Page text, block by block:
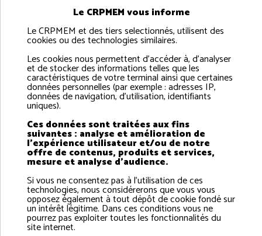
Fonctionnement bureau & conseil
Le CRPMEM vous informe
Le CRPMEM et des tiers selectionnés, utilisent des
cookies ou des technologies similaires.
Les cookies nous permettent d'accéder à, d'analyser
et de stocker des informations telles que les
caractéristiques de votre terminal ainsi que certaines
données personnelles (par exemple : adresses IP,
données de navigation, d'utilisation, identifiants
uniques).
Ces données sont traitées aux fins
suivantes : analyse et amélioration de
l'expérience utilisateur et/ou de notre
offre de contenus, produits et services,
mesure et analyse d'audience.
Si vous ne consentez pas à l'utilisation de ces
technologies, nous considérerons que vous vous
opposez également à tout dépôt de cookie fondé sur
un intérêt légitime. Dans ces conditions vous ne
pourrez pas exploiter toutes les fonctionnalités du
site internet.